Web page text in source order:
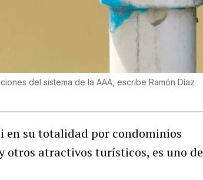
del sistema de la AAA, escribe Ramón Díaz
en su totalidad por condominios
otros atractivos turísticos, es uno de